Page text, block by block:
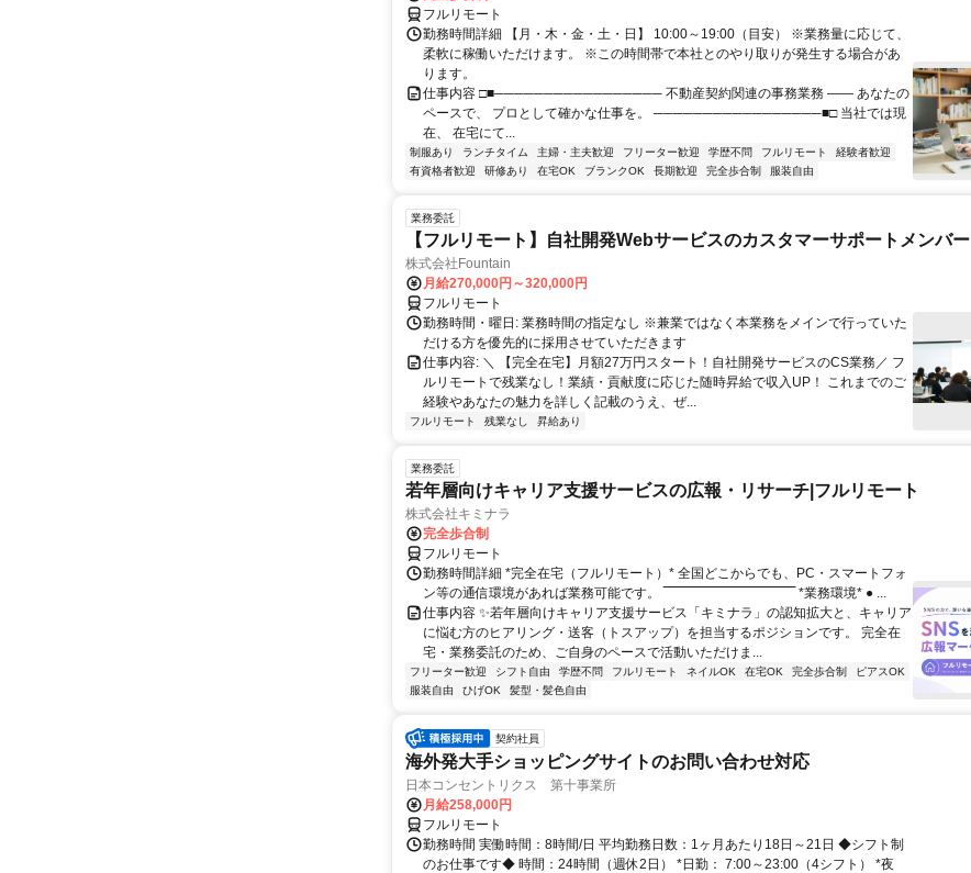
フルリモート
勤務時間詳細 【月・木・金・土・日】 10:00～19:00（目安） ※業務量に応じて、
柔軟に稼働いただけます。 ※この時間帯で本社とのやり取りが発生する場合があ
ります。
仕事内容 □■───────────────── 不動産契約関連の事務業務 ―― あなたの
ペースで、 プロとして確かな仕事を。 ─────────────────■□ 当社では現
在、 在宅にて...
制服あり ランチタイム 主婦・主夫歓迎 フリーター歓迎 学歴不問 フルリモート
経験者歓迎
有資格者歓迎
研修あり 在宅OK ブランクOK 長期歓迎 完全歩合制 服装自由
業務委託
【フルリモート】自社開発Webサービスのカスタマーサポートメンバー
株式会社Fountain
月給270,000円～320,000円
フルリモート
勤務時間・曜日: 業務時間の指定なし ※兼業ではなく本業務をメインで行っていた
だける方を優先的に採用させていただきます
仕事内容: ＼ 【完全在宅】月額27万円スタート！自社開発サービスのCS業務／ フ
ルリモートで残業なし！業績・貢献度に応じた随時昇給で収入UP！ これまでのご
経験やあなたの魅力を詳しく記載のうえ、ぜ...
フルリモート 残業なし 昇給あり
業務委託
若年層向けキャリア支援サービスの広報・リサーチ|フルリモート
株式会社キミナラ
完全歩合制
フルリモート
勤務時間詳細 *完全在宅（フルリモート）* 全国どこからでも、PC・スマートフォ
ン等の通信環境があれば業務可能です。 ‾‾‾‾‾‾‾‾‾‾‾‾‾‾‾‾‾‾‾‾‾‾‾‾‾‾‾‾‾‾ *業務環境* ● ...
仕事内容 ✨若年層向けキャリア支援サービス「キミナラ」の認知拡大と、キャリア
に悩む方のヒアリング・送客（トスアップ）を担当するポジションです。 完全在
宅・業務委託のため、ご自身のペースで活動いただけま...
フリーター歓迎 シフト自由 学歴不問 フルリモート ネイルOK 在宅OK 完全歩合制
ピアスOK
服装自由
ひげOK 髪型・髪色自由
契約社員
海外発大手ショッピングサイトのお問い合わせ対応
日本コンセントリクス 第十事業所
月給258,000円
フルリモート
勤務時間 実働時間：8時間/日 平均勤務日数：1ヶ月あたり18日～21日 ◆シフト制
のお仕事です◆ 時間：24時間（週休2日） *日勤： 7:00～23:00（4シフト） *夜